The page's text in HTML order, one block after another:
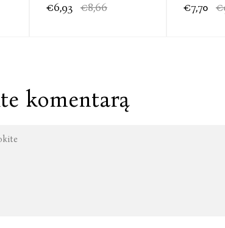
€6,93 €8,66 €7,70
komentarą